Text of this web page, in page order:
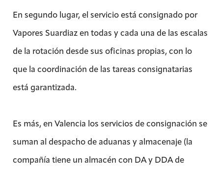
En segundo lugar, el servicio está consignado por
Vapores Suardiaz en todas y cada una de las escalas
de la rotación desde sus oficinas propias, con lo
que la coordinación de las tareas consignatarias
está garantizada.
Es más, en Valencia los servicios de consignación se
suman al despacho de aduanas y almacenaje (la
compañía tiene un almacén con DA y DDA de